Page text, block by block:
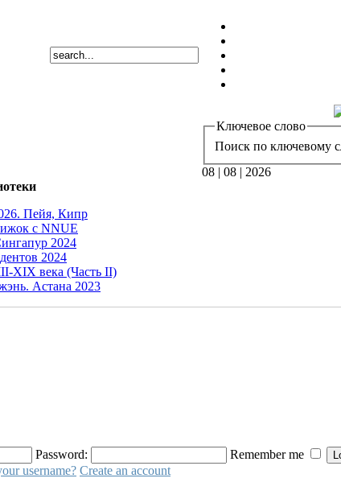
Ключевое слово
Поиск по ключевому
08 | 08 | 2026
Пейя, Кипр
с NNUE
2024
2024
XIX века (Часть II)
Астана 2023
Password:
Remember me
username? Create an account